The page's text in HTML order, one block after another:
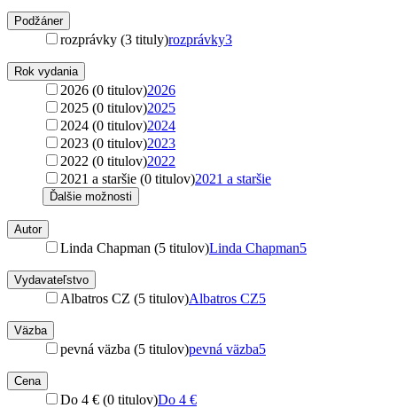
Podžáner
rozprávky (3 tituly)rozprávky3
Rok vydania
2026 (0 titulov)2026
2025 (0 titulov)2025
2024 (0 titulov)2024
2023 (0 titulov)2023
2022 (0 titulov)2022
2021 a staršie (0 titulov)2021 a staršie
Ďalšie možnosti
Autor
Linda Chapman (5 titulov)Linda Chapman5
Vydavateľstvo
Albatros CZ (5 titulov)Albatros CZ5
Väzba
pevná väzba (5 titulov)pevná väzba5
Cena
Do 4 € (0 titulov)Do 4 €